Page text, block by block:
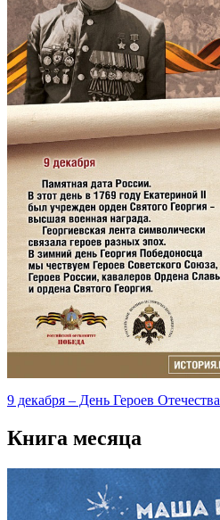
9 декабря – День Героев Отечества
Книга месяца